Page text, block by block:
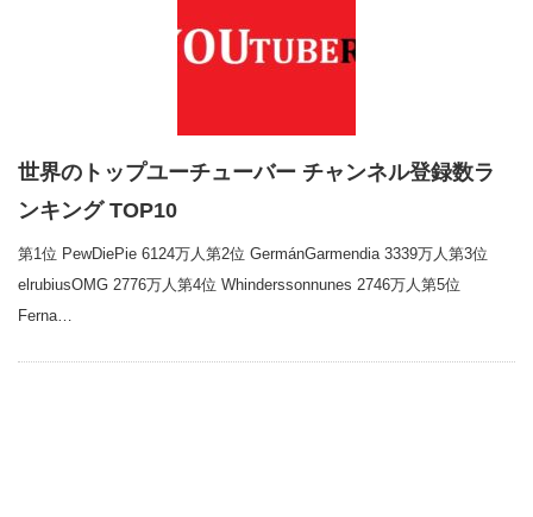
世界のトップユーチューバー チャンネル登録数ラ
ンキング TOP10
第1位 PewDiePie 6124万人第2位 GermánGarmendia 3339万人第3位
elrubiusOMG 2776万人第4位 Whinderssonnunes 2746万人第5位
Ferna…